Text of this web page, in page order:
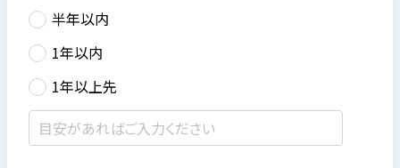
半年以内
1年以内
1年以上先